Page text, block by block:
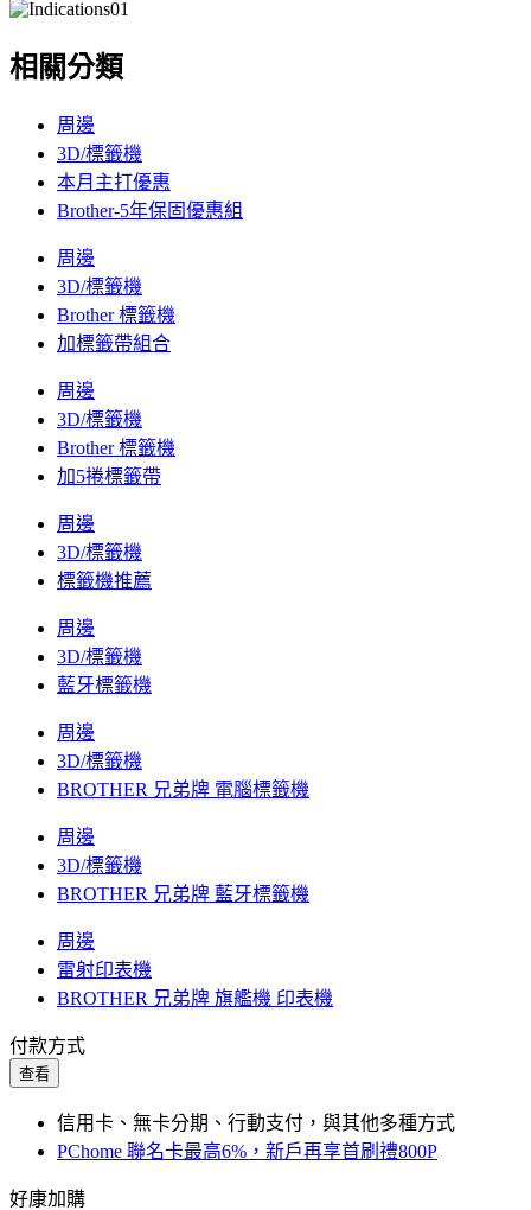
相關分類
周邊
3D/標籤機
本月主打優惠
Brother-5年保固優惠組
周邊
3D/標籤機
Brother 標籤機
加標籤帶組合
周邊
3D/標籤機
Brother 標籤機
加5捲標籤帶
周邊
3D/標籤機
標籤機推薦
周邊
3D/標籤機
藍牙標籤機
周邊
3D/標籤機
BROTHER 兄弟牌 電腦標籤機
周邊
3D/標籤機
BROTHER 兄弟牌 藍牙標籤機
周邊
雷射印表機
BROTHER 兄弟牌 旗艦機 印表機
付款方式
查看
信用卡、無卡分期、行動支付，與其他多種方式
PChome 聯名卡最高6%，新戶再享首刷禮800P
好康加購